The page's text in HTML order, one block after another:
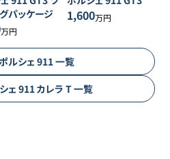
パッケージ
万円
1,600万円
ルシェ 911一覧
ェ 911カレラ T一覧